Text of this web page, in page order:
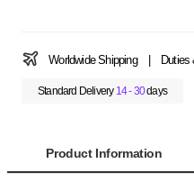
Worldwide Shipping Duties
Standard Delivery 14 - 30days
Product Information